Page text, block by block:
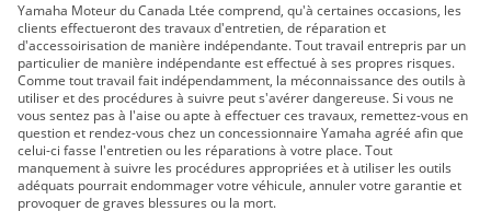
Yamaha Moteur du Canada Ltée comprend, qu'à certaines occasions, les
clients effectueront des travaux d'entretien, de réparation et
d'accessoirisation de manière indépendante. Tout travail entrepris par un
particulier de manière indépendante est effectué à ses propres risques.
Comme tout travail fait indépendamment, la méconnaissance des outils à
utiliser et des procédures à suivre peut s'avérer dangereuse. Si vous ne
vous sentez pas à l'aise ou apte à effectuer ces travaux, remettez-vous en
question et rendez-vous chez un concessionnaire Yamaha agréé afin que
celui-ci fasse l'entretien ou les réparations à votre place. Tout
manquement à suivre les procédures appropriées et à utiliser les outils
adéquats pourrait endommager votre véhicule, annuler votre garantie et
provoquer de graves blessures ou la mort.